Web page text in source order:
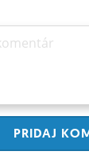
PRIDAJ